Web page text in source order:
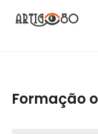
Formação